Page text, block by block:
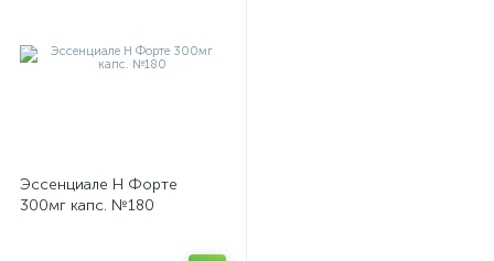
Эссенциале H Форте
300мг капс. №180